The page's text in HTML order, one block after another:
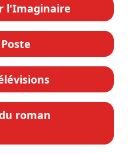
l'Imaginaire
roman